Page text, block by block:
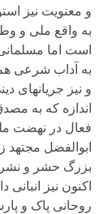
و معنویت نیز
به واقع ملی و
است اما
به آداب شرعی
و نیز جریانهای
اندازه که به
فعال در نهضت
ابوالفضل مجتهد
بزرگ حشر و
اکنون نیز
روحانی پاک و